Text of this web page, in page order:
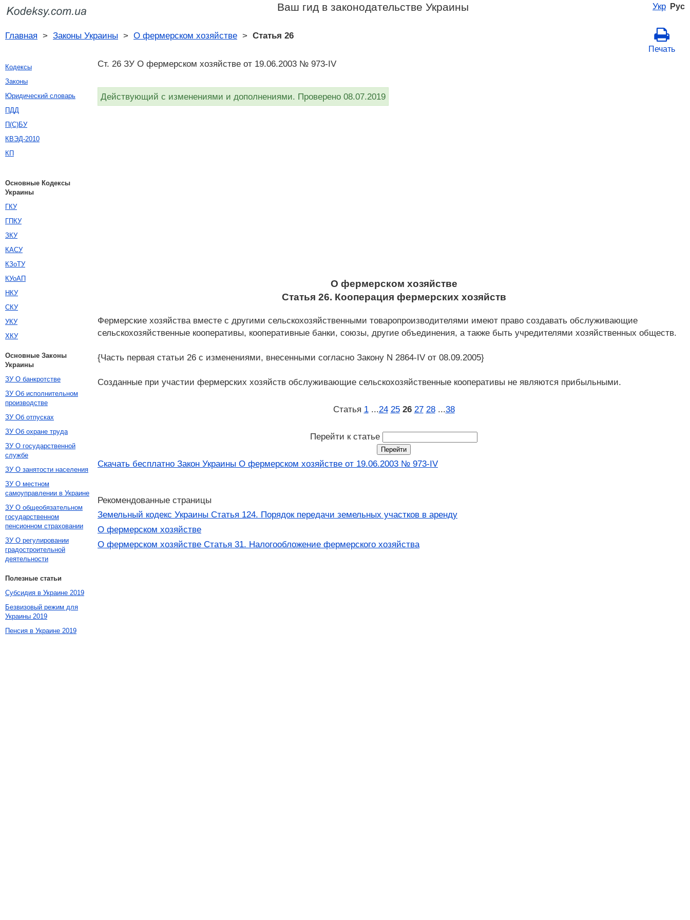
Укр Рус
Ваш гид в законодательстве Украины
Главная > Законы Украины > О фермерском хозяйстве > Статья 26
Печать
Ст. 26 ЗУ О фермерском хозяйстве от 19.06.2003 № 973-IV
Действующий с изменениями и дополнениями. Проверено 08.07.2019
О фермерском хозяйстве
Статья 26. Кооперация фермерских хозяйств
Фермерские хозяйства вместе с другими сельскохозяйственными товаропроизводителями имеют право создавать обслуживающие
сельскохозяйственные кооперативы, кооперативные банки, союзы, другие объединения, а также быть учредителями хозяйственных обществ.
{Часть первая статьи 26 с изменениями, внесенными согласно Закону N 2864-IV от 08.09.2005}
Созданные при участии фермерских хозяйств обслуживающие сельскохозяйственные кооперативы не являются прибыльными.
Статья 1 ...24 25 26 27 28 ...38
Перейти к статье
Скачать бесплатно Закон Украины О фермерском хозяйстве от 19.06.2003 № 973-IV
Рекомендованные страницы
Земельный кодекс Украины Статья 124. Порядок передачи земельных участков в аренду
О фермерском хозяйстве
О фермерском хозяйстве Статья 31. Налогообложение фермерского хозяйства
Кодексы
Законы
Юридический словарь
ПДД
П(С)БУ
КВЭД-2010
КП
Основные Кодексы
Украины
ГКУ
ГПКУ
ЗКУ
КАСУ
КЗоТУ
КУоАП
НКУ
СКУ
УКУ
ХКУ
Основные Законы
Украины
ЗУ О банкротстве
ЗУ Об исполнительном
производстве
ЗУ Об отпусках
ЗУ Об охране труда
ЗУ О государственной
службе
ЗУ О занятости населения
ЗУ О местном
самоуправлении в Украине
ЗУ О общеобязательном
государственном
пенсионном страховании
ЗУ О регулировании
градостроительной
деятельности
Полезные статьи
Субсидия в Украине 2019
Безвизовый режим для
Украины 2019
Пенсия в Украине 2019